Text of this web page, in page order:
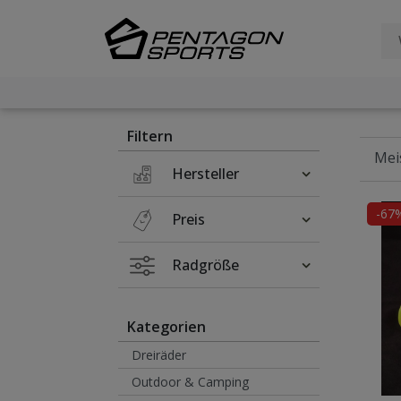
Filtern
Hersteller
Preis
Radgröße
Kategorien
Dreiräder
Outdoor & Camping
-